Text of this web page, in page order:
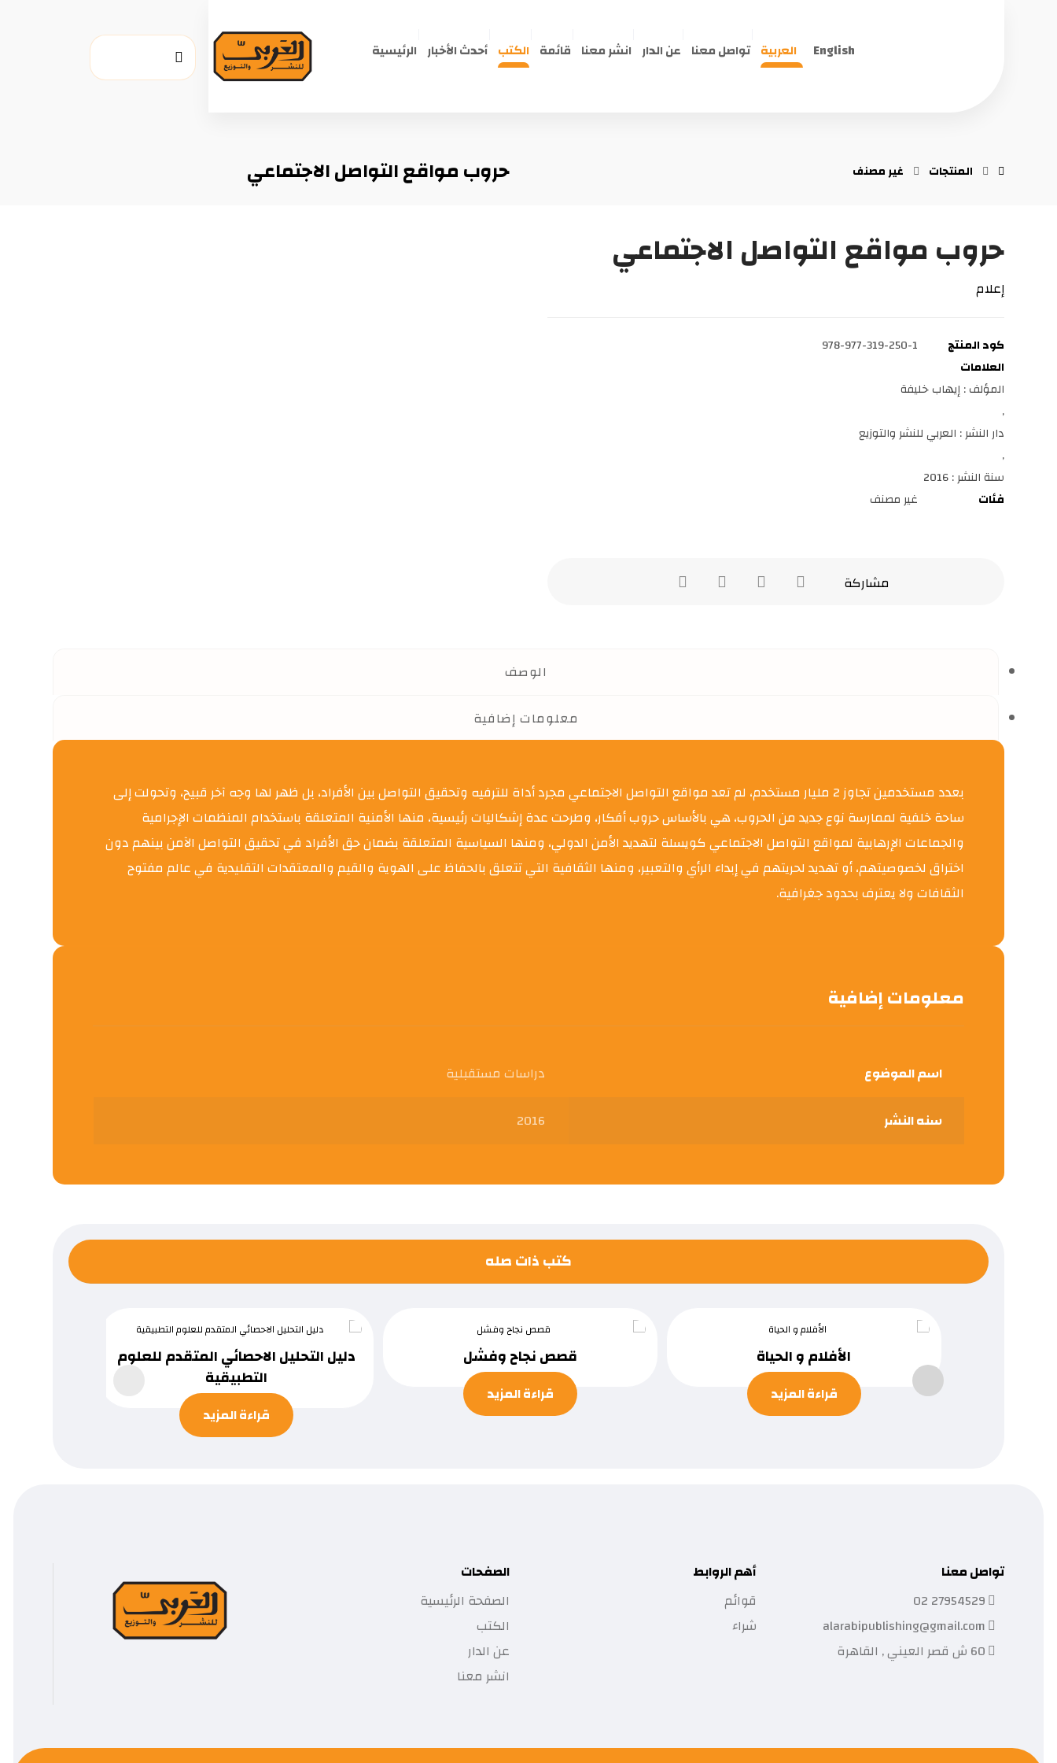
الرئيسية أحدث الأخبار الكتب قائمة انشر معنا عن الدار تواصل معنا العربية English
حروب مواقع التواصل الاجتماعي المنتجات غير مصنف
حروب مواقع التواصل الاجتماعي
إعلام
كود المنتج
978-977-319-250-1
العلامات
المؤلف : إيهاب خليفة
,
دار النشر : العربي للنشر والتوزيع
,
سنة النشر : 2016
فئات
غير مصنف
الوصف
معلومات إضافية
بعدد مستخدمين تجاوز 2 مليار مستخدم، لم تعد مواقع التواصل الاجتماعي مجرد أداة للترفيه وتحقيق التواصل بين الأفراد، بل ظهر لها وجه آخر قبيح، وتحولت إلى
ساحة خلفية لممارسة نوع جديد من الحروب، هي بالأساس حروب أفكار، وطرحت عدة إشكاليات رئيسية، منها الأمنية المتعلقة باستخدام المنظمات الإجرامية
والجماعات الإرهابية لمواقع التواصل الاجتماعي كويسلة لتهديد الأمن الدولي، ومنها السياسية المتعلقة بضمان حق الأفراد في تحقيق التواصل الآمن بينهم دون
اختراق لخصوصيتهم، أو تهديد لحريتهم في إبداء الرأي والتعبير، ومنها الثقافية التي تتعلق بالحفاظ على الهوية والقيم والمعتقدات التقليدية في عالم مفتوح
الثقافات ولا يعترف بحدود جغرافية.
معلومات إضافية
اسم الموضوع
دراسات مستقبلية
سنه النشر
2016
كتب ذات صله
دليل التحليل الاحصائي المتقدم للعلوم
التطبيقية
قراءة المزيد
قصص نجاح وفشل
قراءة المزيد
الأفلام و الحياة
قراءة المزيد
الصفحات
الصفحة الرئيسية
الكتب
عن الدار
انشر معنا
أهم الروابط
قوائم
شراء
تواصل معنا
27954529 02
alarabipublishing@gmail.com
60 ش قصر العيني , القاهرة